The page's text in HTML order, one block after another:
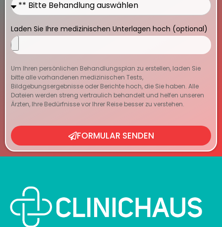
Laden Sie Ihre medizinischen Unterlagen hoch (optional)
Um Ihren persönlichen Behandlungsplan zu erstellen, laden Sie
bitte alle vorhandenen medizinischen Tests,
Bildgebungsergebnisse oder Berichte hoch, die Sie haben. Alle
Dateien werden streng vertraulich behandelt und helfen unseren
Ärzten, Ihre Bedürfnisse vor Ihrer Reise besser zu verstehen.
FORMULAR SENDEN